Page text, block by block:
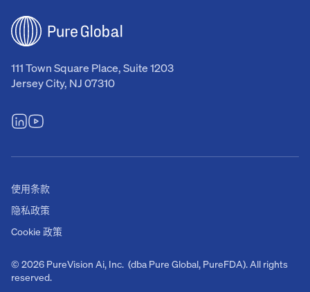
111 Town Square Place, Suite 1203
Jersey City, NJ 07310
© 2026 PureVision Ai, Inc. (dba Pure Global, PureFDA). All rights
reserved.
使用条款
隐私政策
Cookie 政策